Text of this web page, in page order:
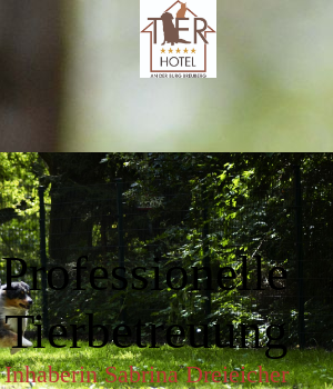
Professionelle
Tierbetreuung
Inhaberin Sabrina Dreieicher